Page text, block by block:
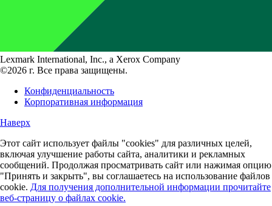
Lexmark International, Inc., a Xerox Company
©2026 г. Все права защищены.
Конфиденциальность
Корпоративная информация
Наверх
Этот сайт использует файлы "cookies" для различных целей,
включая улучшение работы сайта, аналитики и рекламных
сообщений. Продолжая просматривать сайт или нажимая опцию
"Принять и закрыть", вы соглашаетесь на использование файлов
cookie. Для получения дополнительной информации прочитайте
веб-страницу о файлах cookie.